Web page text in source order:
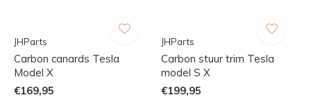
JHParts
Carbon canards Tesla
Model X
€169,95
JHParts
Carbon stuur trim Tesla
model S X
€199,95